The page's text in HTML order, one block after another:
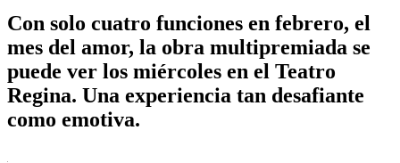
Con solo cuatro funciones en febrero, el
mes del amor, la obra multipremiada se
puede ver los miércoles en el Teatro
Regina. Una experiencia tan desafiante
como emotiva.